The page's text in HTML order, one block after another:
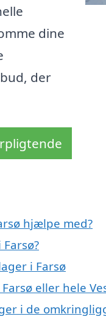
dine
der
hjælpe med?
i Farsø
eller hele
i de